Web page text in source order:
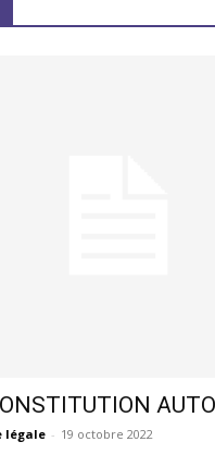
légale - 19 octobre 2022